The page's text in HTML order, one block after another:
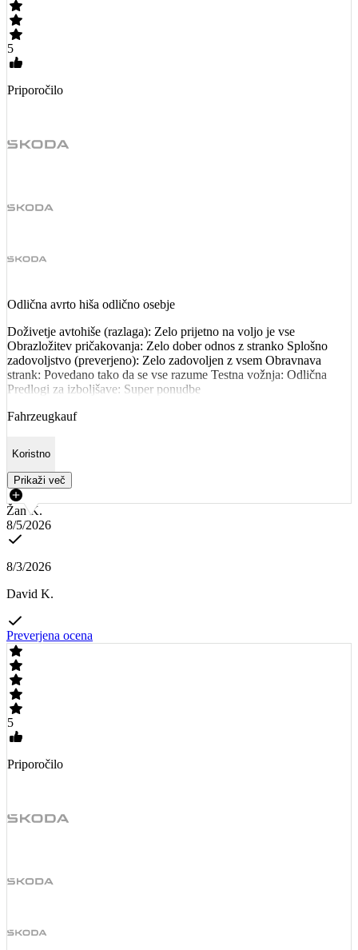
5
Priporočilo
Odlična avrto hiša odlično osebje
Doživetje avtohiše (razlaga): Zelo prijetno na voljo je vse
Obrazložitev pričakovanja: Zelo dober odnos z stranko Splošno
zadovoljstvo (preverjeno): Zelo zadovoljen z vsem Obravnava
strank: Povedano tako da se vse razume Testna vožnja: Odlična
Predlogi za izboljšave: Super ponudbe
Fahrzeugkauf
Koristno
Prikaži več
Žan K.
8/5/2026
8/3/2026
David K.
Preverjena ocena
5
Priporočilo